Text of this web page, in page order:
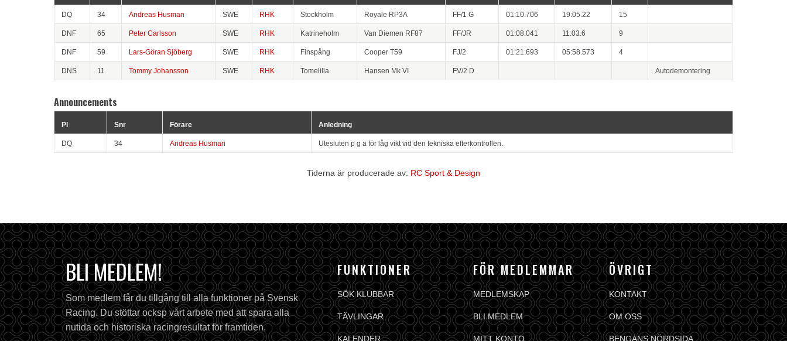
DQ 34 Andreas Husman SWE RHK Stockholm Royale RP3A FF/1 G 01:10.706 19:05.22 15
DNF 65 Peter Carlsson SWE RHK Katrineholm Van Diemen RF87 FF/JR 01:08.041 11:03.6 9
DNF 59 Lars-Göran Sjöberg SWE RHK Finspång Cooper T59 FJ/2 01:21.693 05:58.573 4
DNS 11 Tommy Johansson SWE RHK Tomelilla Hansen Mk VI FV/2 D Autodemontering
Announcements
Pl Snr Förare Anledning
DQ 34 Andreas Husman Utesluten p g a för låg vikt vid den tekniska efterkontrollen.
Tiderna är producerade av: RC Sport & Design
BLI MEDLEM!
Som medlem får du tillgång till alla funktioner på Svensk
Racing. Du stöttar ocksp vårt arbete med att spara alla
nutida och historiska racingresultat för framtiden.
FUNKTIONER
SÖK KLUBBAR
TÄVLINGAR
KALENDER
FÖR MEDLEMMAR
MEDLEMSKAP
BLI MEDLEM
MITT KONTO
ÖVRIGT
KONTAKT
OM OSS
BENGANS NÖRDSIDA